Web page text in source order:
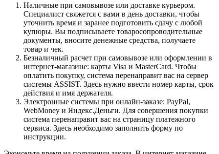
Наличные при самовывозе или доставке курьером.
Специалист свяжется с вами в день доставки, чтобы
уточнить время и заранее подготовить сдачу с любой
купюры. Вы подписываете товаросопроводительные
документы, вносите денежные средства, получаете
товар и чек.
Безналичный расчет при самовывозе или оформлении в
интернет-магазине: карты Visa и MasterCard. Чтобы
оплатить покупку, система перенаправит вас на сервер
системы ASSIST. Здесь нужно ввести номер карты, срок
действия и имя держателя.
Электронные системы при онлайн-заказе: PayPal,
WebMoney и Яндекс.Деньги. Для совершения покупки
система перенаправит вас на страницу платежного
сервиса. Здесь необходимо заполнить форму по
инструкции.